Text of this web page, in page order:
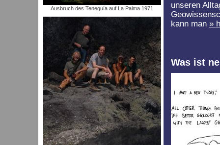
Ausbruch des Teneguía auf La Palma 1971
unseren
kann man
Was ist